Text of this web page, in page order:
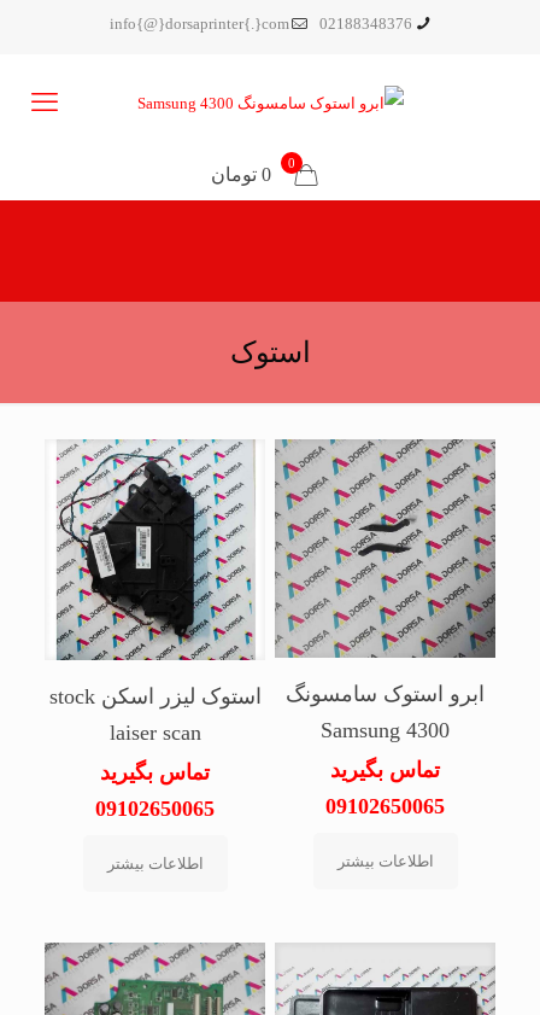
02188348376
info{@}dorsaprinter{.}com
0
0 تومان
استوک
ابرو استوک سامسونگ
Samsung 4300
تماس بگیرید
09102650065
اطلاعات بیشتر
استوک لیزر اسکن stock
laiser scan
تماس بگیرید
09102650065
اطلاعات بیشتر